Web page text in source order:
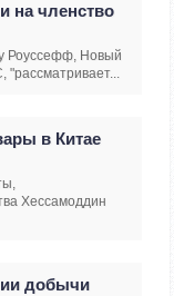
на членство
у Роуссефф, Новый
"рассматривает...
в Китае
Хессамоддин
добычи